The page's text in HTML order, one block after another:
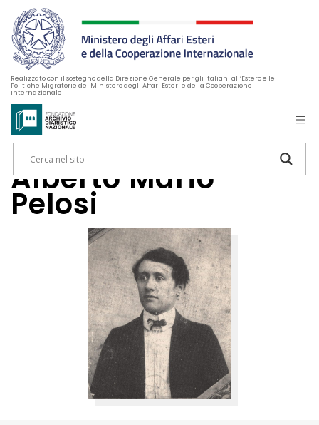
Realizzato con il sostegno della Direzione Generale per gli Italiani all’Estero e le
Politiche Migratorie del Ministero degli Affari Esteri e della Cooperazione
Internazionale
Alberto Mario
Pelosi